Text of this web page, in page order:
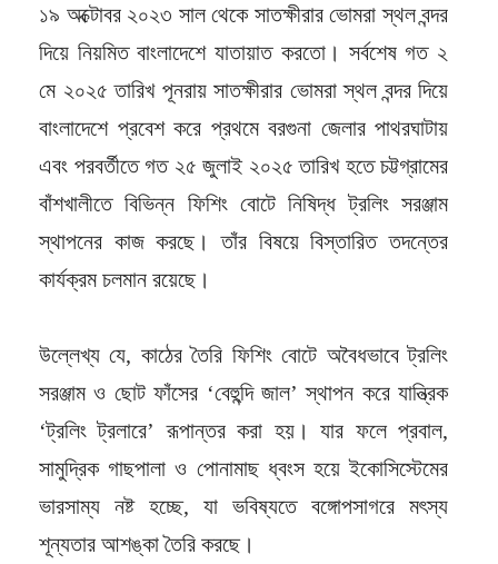
১৯ অক্টোবর ২০২৩ সাল থেকে সাতক্ষীরার ভোমরা স্থল বন্দর
দিয়ে নিয়মিত বাংলাদেশে যাতায়াত করতো। সর্বশেষ গত ২
মে ২০২৫ তারিখ পূনরায় সাতক্ষীরার ভোমরা স্থল বন্দর দিয়ে
বাংলাদেশে প্রবেশ করে প্রথমে বরগুনা জেলার পাথরঘাটায়
এবং পরবর্তীতে গত ২৫ জুলাই ২০২৫ তারিখ হতে চট্টগ্রামের
বাঁশখালীতে বিভিন্ন ফিশিং বোটে নিষিদ্ধ ট্রলিং সরঞ্জাম
স্থাপনের কাজ করছে। তাঁর বিষয়ে বিস্তারিত তদন্তের
কার্যক্রম চলমান রয়েছে।
উল্লেখ্য যে, কাঠের তৈরি ফিশিং বোটে অবৈধভাবে ট্রলিং
সরঞ্জাম ও ছোট ফাঁসের ‘বেহুন্দি জাল’ স্থাপন করে যান্ত্রিক
‘ট্রলিং ট্রলারে’ রূপান্তর করা হয়। যার ফলে প্রবাল,
সামুদ্রিক গাছপালা ও পোনামাছ ধ্বংস হয়ে ইকোসিস্টেমের
ভারসাম্য নষ্ট হচ্ছে, যা ভবিষ্যতে বঙ্গোপসাগরে মৎস্য
শূন্যতার আশঙ্কা তৈরি করছে।